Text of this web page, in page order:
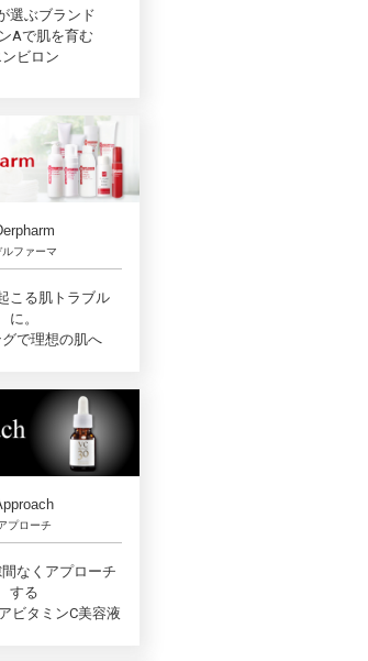
選ぶブランド
Aで肌を育む
ンビロン
ルファーマ
こる肌トラブル
に。
で理想の肌へ
プローチ
なくアプローチ
する
ビタミンC美容液